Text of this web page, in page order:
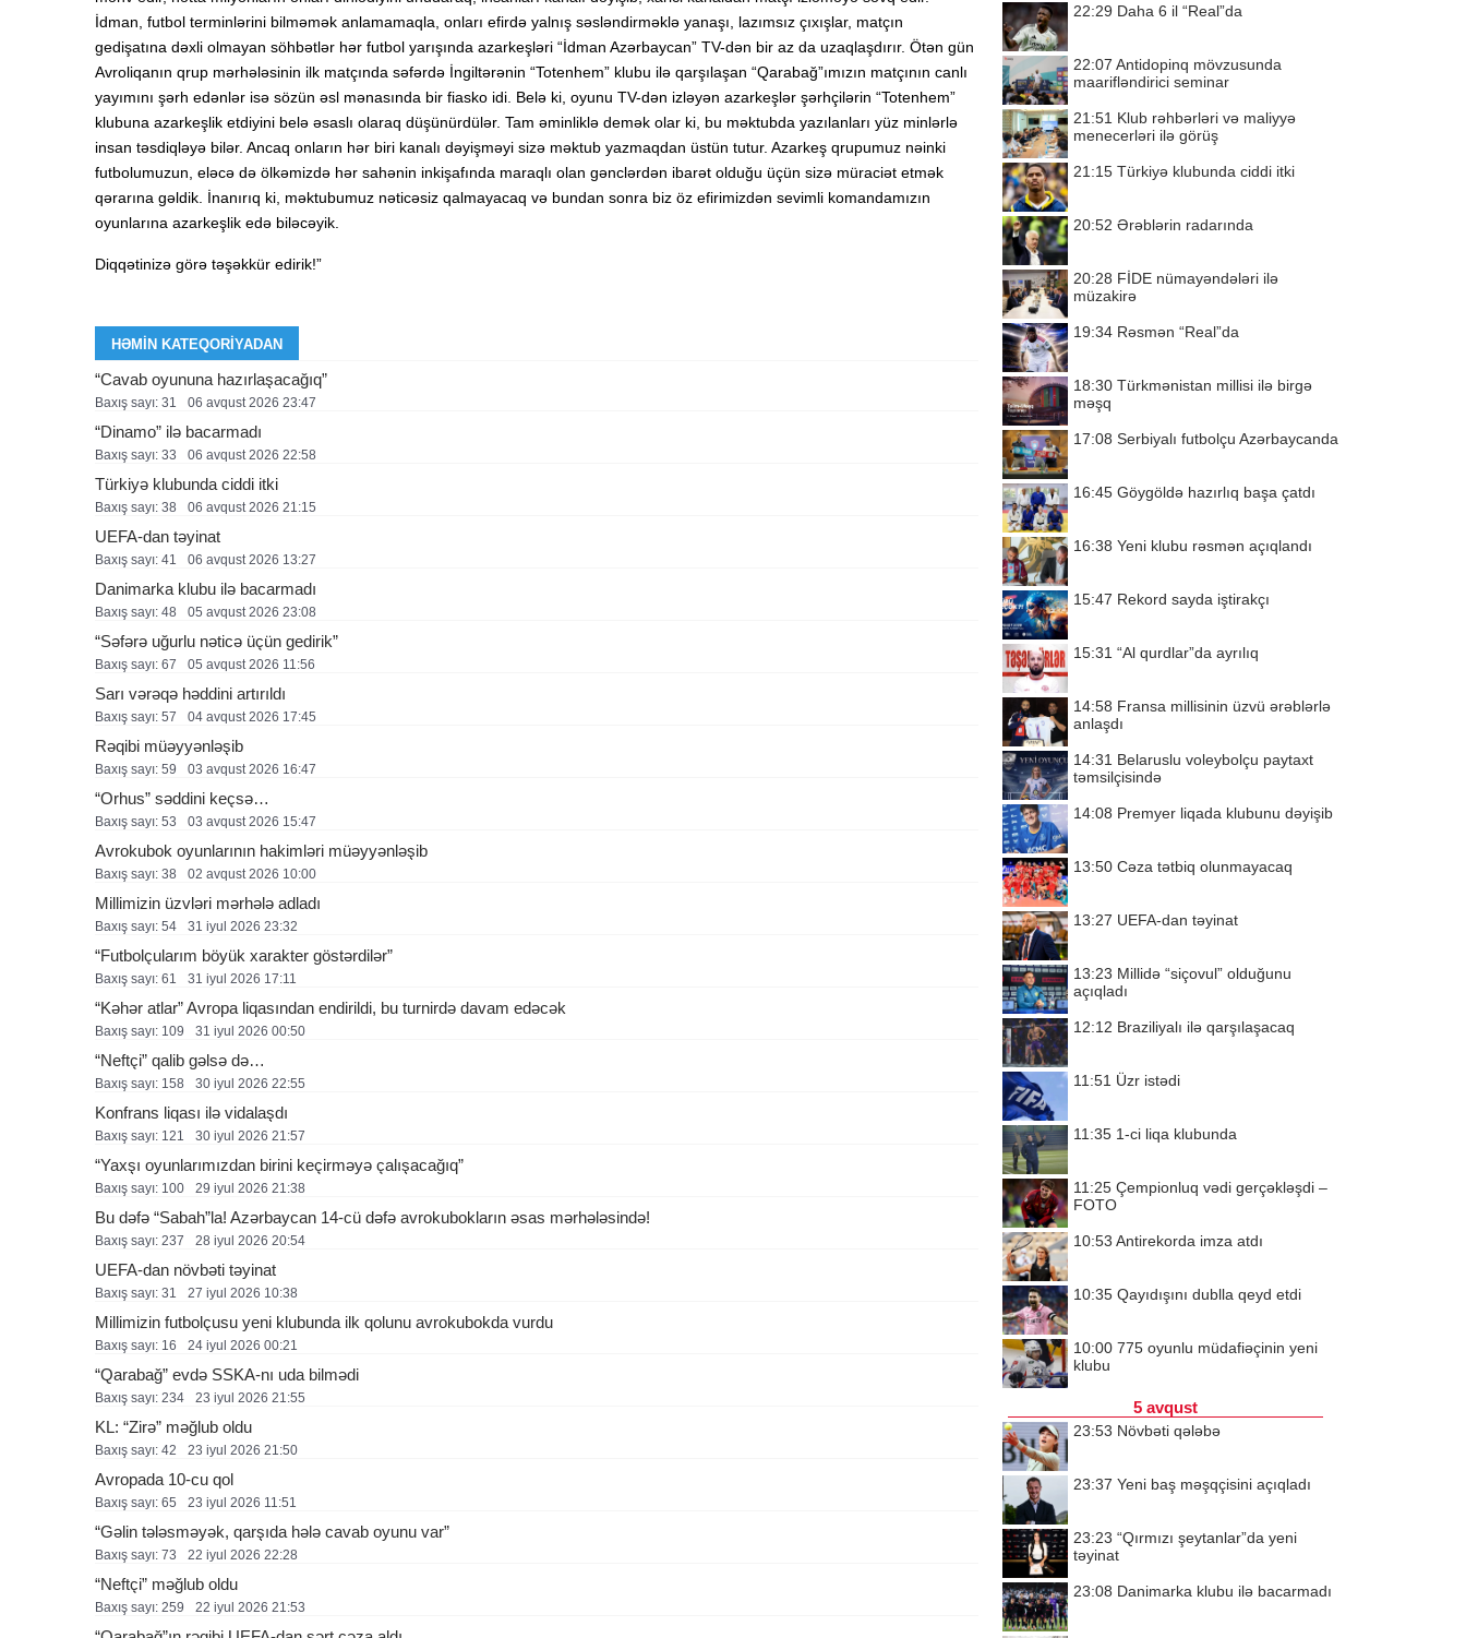
İdman, futbol terminlərini bilməmək anlamamaqla, onları efirdə yalnış səsləndirməklə yanaşı, lazımsız çıxışlar, matçın
gedişatına dəxli olmayan söhbətlər hər futbol yarışında azarkeşləri “İdman Azərbaycan” TV-dən bir az da uzaqlaşdırır. Ötən gün
Avroliqanın qrup mərhələsinin ilk matçında səfərdə İngiltərənin “Totenhem” klubu ilə qarşılaşan “Qarabağ”ımızın matçının canlı
yayımını şərh edənlər isə sözün əsl mənasında bir fiasko idi. Belə ki, oyunu TV-dən izləyən azarkeşlər şərhçilərin “Totenhem”
klubuna azarkeşlik etdiyini belə əsaslı olaraq düşünürdülər. Tam əminliklə demək olar ki, bu məktubda yazılanları yüz minlərlə
insan təsdiqləyə bilər. Ancaq onların hər biri kanalı dəyişməyi sizə məktub yazmaqdan üstün tutur. Azarkeş qrupumuz nəinki
futbolumuzun, eləcə də ölkəmizdə hər sahənin inkişafında maraqlı olan gənclərdən ibarət olduğu üçün sizə müraciət etmək
qərarına gəldik. İnanırıq ki, məktubumuz nəticəsiz qalmayacaq və bundan sonra biz öz efirimizdən sevimli komandamızın
oyunlarına azarkeşlik edə biləcəyik.
Diqqətinizə görə təşəkkür edirik!”
HƏMIN KATEQORIYADAN
“Cavab oyununa hazırlaşacağıq”
Baxış sayı: 31 06 avqust 2026 23:47
“Dinamo” ilə bacarmadı
Baxış sayı: 33 06 avqust 2026 22:58
Türkiyə klubunda ciddi itki
Baxış sayı: 38 06 avqust 2026 21:15
UEFA-dan təyinat
Baxış sayı: 41 06 avqust 2026 13:27
Danimarka klubu ilə bacarmadı
Baxış sayı: 48 05 avqust 2026 23:08
“Səfərə uğurlu nəticə üçün gedirik”
Baxış sayı: 67 05 avqust 2026 11:56
Sarı vərəqə həddini artırıldı
Baxış sayı: 57 04 avqust 2026 17:45
Rəqibi müəyyənləşib
Baxış sayı: 59 03 avqust 2026 16:47
“Orhus” səddini keçsə…
Baxış sayı: 53 03 avqust 2026 15:47
Avrokubok oyunlarının hakimləri müəyyənləşib
Baxış sayı: 38 02 avqust 2026 10:00
Millimizin üzvləri mərhələ adladı
Baxış sayı: 54 31 i̇yul 2026 23:32
“Futbolçularım böyük xarakter göstərdilər”
Baxış sayı: 61 31 i̇yul 2026 17:11
“Kəhər atlar” Avropa liqasından endirildi, bu turnirdə davam edəcək
Baxış sayı: 109 31 i̇yul 2026 00:50
“Neftçi” qalib gəlsə də…
Baxış sayı: 158 30 i̇yul 2026 22:55
Konfrans liqası ilə vidalaşdı
Baxış sayı: 121 30 i̇yul 2026 21:57
“Yaxşı oyunlarımızdan birini keçirməyə çalışacağıq”
Baxış sayı: 100 29 i̇yul 2026 21:38
Bu dəfə “Sabah”la! Azərbaycan 14-cü dəfə avrokubokların əsas mərhələsində!
Baxış sayı: 237 28 i̇yul 2026 20:54
UEFA-dan növbəti təyinat
Baxış sayı: 31 27 i̇yul 2026 10:38
Millimizin futbolçusu yeni klubunda ilk qolunu avrokubokda vurdu
Baxış sayı: 16 24 i̇yul 2026 00:21
“Qarabağ” evdə SSKA-nı uda bilmədi
Baxış sayı: 234 23 i̇yul 2026 21:55
KL: “Zirə” məğlub oldu
Baxış sayı: 42 23 i̇yul 2026 21:50
Avropada 10-cu qol
Baxış sayı: 65 23 i̇yul 2026 11:51
“Gəlin tələsməyək, qarşıda hələ cavab oyunu var”
Baxış sayı: 73 22 i̇yul 2026 22:28
“Neftçi” məğlub oldu
Baxış sayı: 259 22 i̇yul 2026 21:53
22:29 Daha 6 il “Real”da
22:07 Antidopinq mövzusunda
maarifləndirici seminar
21:51 Klub rəhbərləri və maliyyə
menecerləri ilə görüş
21:15 Türkiyə klubunda ciddi itki
20:52 Ərəblərin radarında
20:28 FİDE nümayəndələri ilə
müzakirə
19:34 Rəsmən “Real”da
18:30 Türkmənistan millisi ilə birgə
məşq
17:08 Serbiyalı futbolçu Azərbaycanda
16:45 Göygöldə hazırlıq başa çatdı
16:38 Yeni klubu rəsmən açıqlandı
15:47 Rekord sayda iştirakçı
15:31 “Al qurdlar”da ayrılıq
14:58 Fransa millisinin üzvü ərəblərlə
anlaşdı
14:31 Belaruslu voleybolçu paytaxt
təmsilçisində
14:08 Premyer liqada klubunu dəyişib
13:50 Cəza tətbiq olunmayacaq
13:27 UEFA-dan təyinat
13:23 Millidə “siçovul” olduğunu
açıqladı
12:12 Braziliyalı ilə qarşılaşacaq
11:51 Üzr istədi
11:35 1-ci liqa klubunda
11:25 Çempionluq vədi gerçəkləşdi –
FOTO
10:53 Antirekorda imza atdı
10:35 Qayıdışını dublla qeyd etdi
10:00 775 oyunlu müdafiəçinin yeni
klubu
5 avqust
23:53 Növbəti qələbə
23:37 Yeni baş məşqçisini açıqladı
23:23 “Qırmızı şeytanlar”da yeni
təyinat
23:08 Danimarka klubu ilə bacarmadı